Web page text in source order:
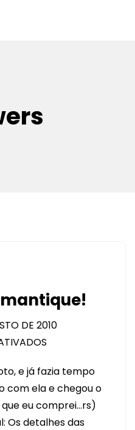
DE 2010
L.O
–
ROMANTIQUE!
e já fazia tempo
com ela e chegou o
eu comprei…rs)
Os detalhes das